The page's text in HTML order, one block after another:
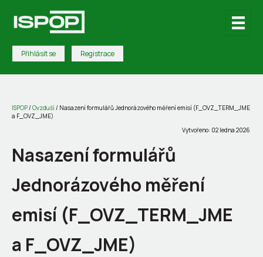
Přihlásit se Registrace
ISPOP/Ovzduší/ Nasazení formulářů Jednorázového měření emisí (F_OVZ_TERM_JME
a F_OVZ_JME)
Vytvořeno: 02 ledna 2026
Nasazení formulářů
Jednorázového měření
emisí (F_OVZ_TERM_JME
a F_OVZ_JME)